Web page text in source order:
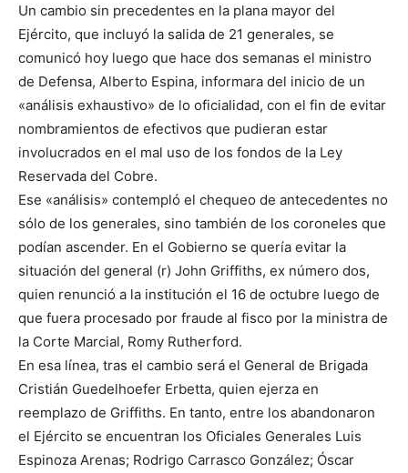
Un cambio sin precedentes en la plana mayor del
Ejército, que incluyó la salida de 21 generales, se
comunicó hoy luego que hace dos semanas el ministro
de Defensa, Alberto Espina, informara del inicio de un
«análisis exhaustivo» de lo oficialidad, con el fin de evitar
nombramientos de efectivos que pudieran estar
involucrados en el mal uso de los fondos de la Ley
Reservada del Cobre.
Ese «análisis» contempló el chequeo de antecedentes no
sólo de los generales, sino también de los coroneles que
podían ascender. En el Gobierno se quería evitar la
situación del general (r) John Griffiths, ex número dos,
quien renunció a la institución el 16 de octubre luego de
que fuera procesado por fraude al fisco por la ministra de
la Corte Marcial, Romy Rutherford.
En esa línea, tras el cambio será el General de Brigada
Cristián Guedelhoefer Erbetta, quien ejerza en
reemplazo de Griffiths. En tanto, entre los abandonaron
el Ejército se encuentran los Oficiales Generales Luis
Espinoza Arenas; Rodrigo Carrasco González; Óscar